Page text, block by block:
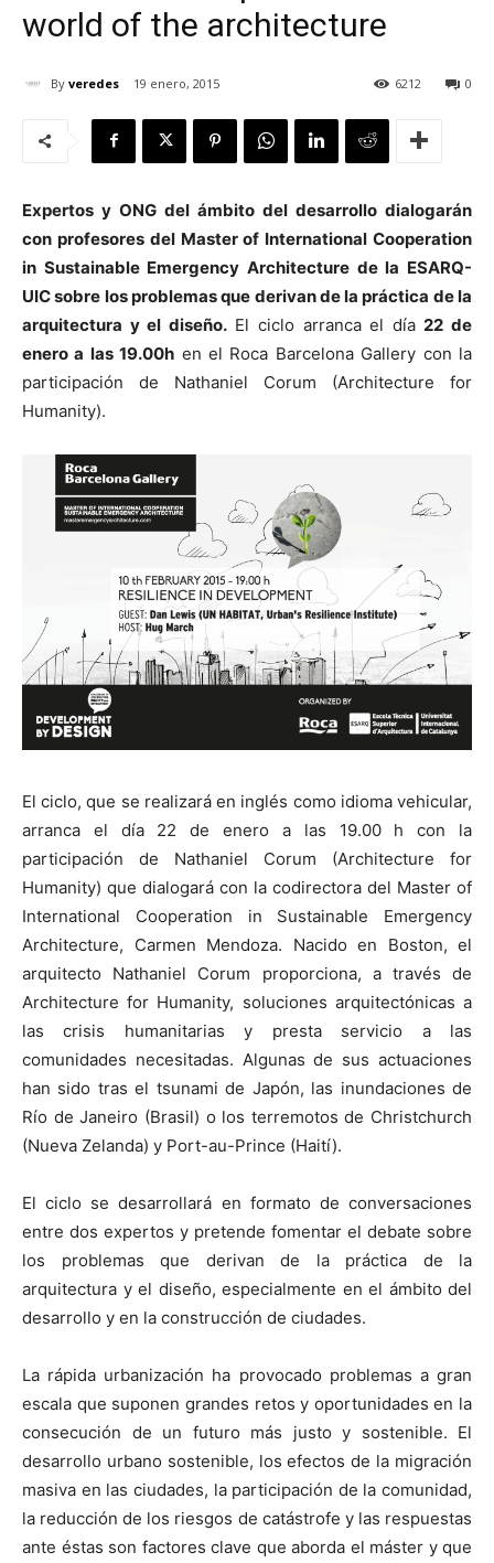
world of the architecture
By veredes 19 enero, 2015 0
6212
Expertos y ONG del ámbito del desarrollo dialogarán
con profesores del Master of International Cooperation
in Sustainable Emergency Architecture de la ESARQ-
UIC sobre los problemas que derivan de la práctica de la
arquitectura y el diseño.El ciclo arranca el día 22 de
enero a las 19.00h en el Roca Barcelona Gallery con la
participación de Nathaniel Corum (Architecture for
Humanity).
El ciclo, que se realizará en inglés como idioma vehicular,
arranca el día 22 de enero a las 19.00 h con la
participación de Nathaniel Corum (Architecture for
Humanity) que dialogará con la codirectora del Master of
International Cooperation in Sustainable Emergency
Architecture, Carmen Mendoza. Nacido en Boston, el
arquitecto Nathaniel Corum proporciona, a través de
Architecture for Humanity, soluciones arquitectónicas a
las crisis humanitarias y presta servicio a las
comunidades necesitadas. Algunas de sus actuaciones
han sido tras el tsunami de Japón, las inundaciones de
Río de Janeiro (Brasil) o los terremotos de Christchurch
(Nueva Zelanda) y Port-au-Prince (Haití).
El ciclo se desarrollará en formato de conversaciones
entre dos expertos y pretende fomentar el debate sobre
los problemas que derivan de la práctica de la
arquitectura y el diseño, especialmente en el ámbito del
desarrollo y en la construcción de ciudades.
La rápida urbanización ha provocado problemas a gran
escala que suponen grandes retos y oportunidades en la
consecución de un futuro más justo y sostenible. El
desarrollo urbano sostenible, los efectos de la migración
masiva en las ciudades, la participación de la comunidad,
la reducción de los riesgos de catástrofe y las respuestas
ante éstas son factores clave que aborda el máster y que